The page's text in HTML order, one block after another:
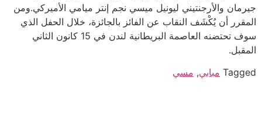
جيرمان والأرجنتيني ليونيل ميسي نجم إنتر ميامي الأميركي.ومن
المقرر أن يُكْشَف النقاب عن الفائز بالجائزة، خلال الحفل الذي
سوف تحتضنه العاصمة البريطانية لندن في 15 كانون الثاني
المقبل.
Tagged مبابي, مسي